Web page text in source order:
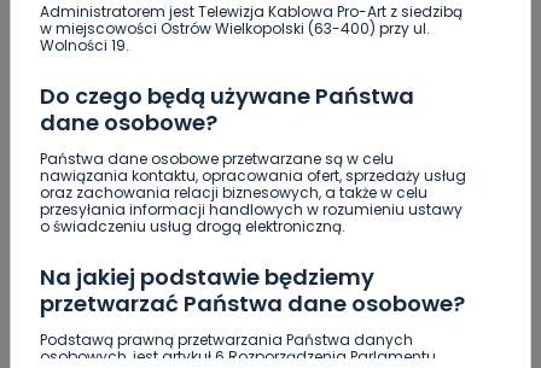
Administratorem jest Telewizja Kablowa Pro-Art z siedzibą
w miejscowości Ostrów Wielkopolski (63-400) przy ul.
Wolności 19.
Do czego będą używane Państwa
dane osobowe?
Państwa dane osobowe przetwarzane są w celu
nawiązania kontaktu, opracowania ofert, sprzedaży usług
oraz zachowania relacji biznesowych, a także w celu
przesyłania informacji handlowych w rozumieniu ustawy
o świadczeniu usług drogą elektroniczną.
Na jakiej podstawie będziemy
przetwarzać Państwa dane osobowe?
Podstawą prawną przetwarzania Państwa danych
osobowych, jest artykuł 6 Rozporządzenia Parlamentu
Wspiera amerykańskie talenty [WIDEO]
Masz karaluchy w domu? Sprawdź, jak skutecznie
Skomentuj ten wpis jako pierwszy!
DOŁĄCZ DO DYSKUSJI